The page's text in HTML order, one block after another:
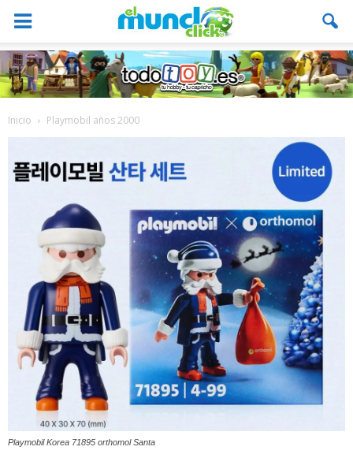
Inicio Playmobil años 2000
Playmobil Korea 71895 orthomol Santa